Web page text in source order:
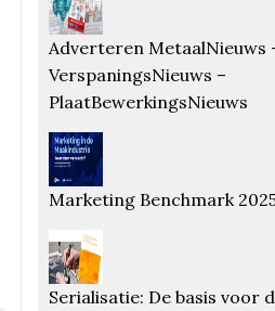
Adverteren MetaalNieuws
VerspaningsNieuws –
PlaatBewerkingsNieuws
Marketing Benchmark
Serialisatie: De basis voor